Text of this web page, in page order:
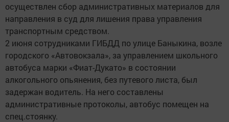
осуществлен сбор административных материалов для
направления в суд для лишения права управления
транспортным средством.
2 июня сотрудниками ГИБДД по улице Баныкина, возле
городского «Автовокзала», за управлением школьного
автобуса марки «Фиат-Дукато» в состоянии
алкогольного опьянения, без путевого листа, был
задержан водитель. На него составлены
административные протоколы, автобус помещен на
спец.стоянку.